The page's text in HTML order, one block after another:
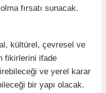
fırsatı sunacak.
kültürel, çevresel ve
fikirlerini ifade
ve yerel karar
bir yapı olacak.